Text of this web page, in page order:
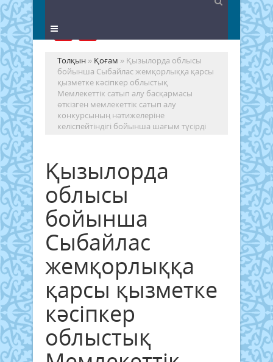
Толқын » Қоғам » Қызылорда облысы
бойынша Сыбайлас жемқорлыққа қарсы
қызметке кәсіпкер облыстық
Мемлекеттік сатып алу басқармасы
өткізген мемлекеттік сатып алу
конкурсының нәтижелеріне
келіспейтіндігі бойынша шағым түсірді
Қызылорда
облысы
бойынша
Сыбайлас
жемқорлыққа
қарсы қызметке
кәсіпкер
облыстық